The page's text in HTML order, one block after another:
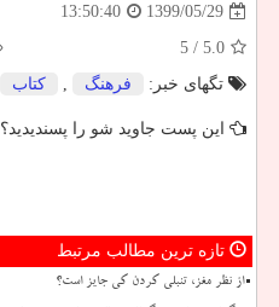
1399/05/29
13:50:40
5.0
/ 5
تگهای خبر:
فرهنگ , كتاب
این پست جاوید شو را پسندیدید؟
تازه ترین مطالب مرتبط
از نظر مغز، تنبلی کردن کی جایز است؟